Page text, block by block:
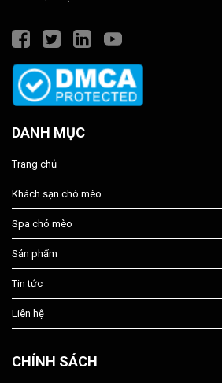
DANH MỤC
Trang chủ
Khách sạn chó mèo
Spa chó mèo
Sản phẩm
Tin tức
Liên hệ
CHÍNH SÁCH